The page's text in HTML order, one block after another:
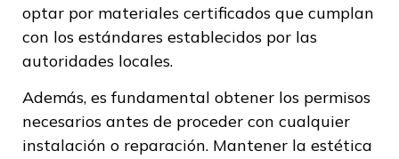
optar por materiales certificados que cumplan
con los estándares establecidos por las
autoridades locales.
Además, es fundamental obtener los permisos
necesarios antes de proceder con cualquier
instalación o reparación. Mantener la estética